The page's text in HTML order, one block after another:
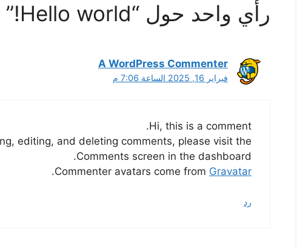
رأي واحد حول “Hello world!”
A WordPress Commenter
فبراير 16, 2025 الساعة 7:06 م
Hi, this is a comment.
editing, and deleting comments, please visit the
Comments screen in the dashboard.
Commenter avatars come from Gravatar
.
رد